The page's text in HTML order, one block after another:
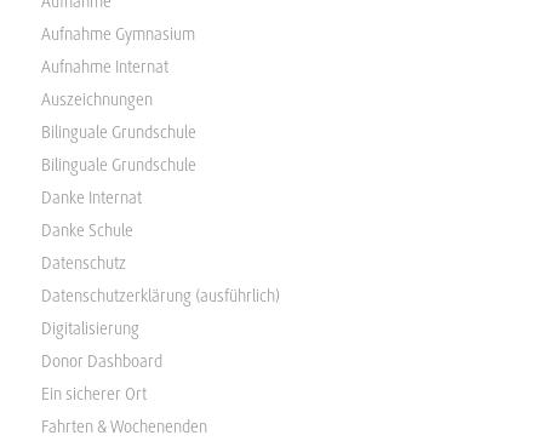
Aufnahme Gymnasium
Aufnahme Internat
Auszeichnungen
Bilinguale Grundschule
Bilinguale Grundschule
Danke Internat
Danke Schule
Datenschutz
Datenschutzerklärung (ausführlich)
Digitalisierung
Donor Dashboard
Ein sicherer Ort
Fahrten & Wochenenden